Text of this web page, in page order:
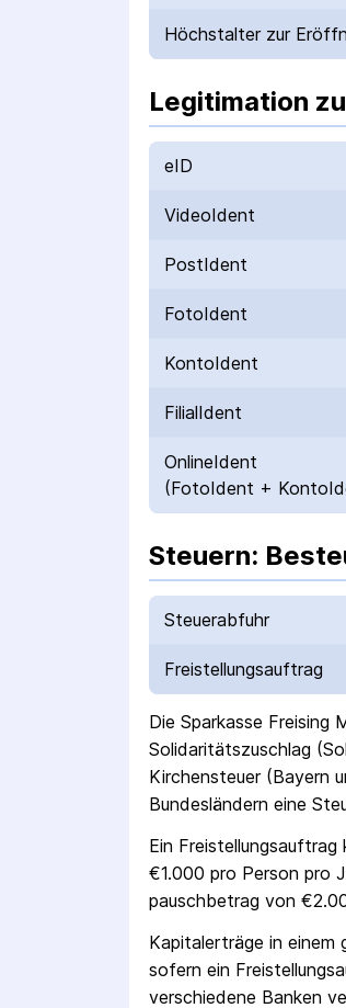
Höchstalter zur
Legitimation
eID
VideoIdent
PostIdent
FotoIdent
KontoIdent
FilialIdent
OnlineIdent
(FotoIdent +
Steuern:
Steuerabfuhr
Freistellungs­auftrag
Die Sparkasse Freising
Solidaritäts­zuschlag
Kirchensteuer (Bayern
Bundesländern eine
Ein
€1.000 pro Person pro
pausch­betrag von
Kapitalerträge in einem
sofern ein
verschiedene Banken